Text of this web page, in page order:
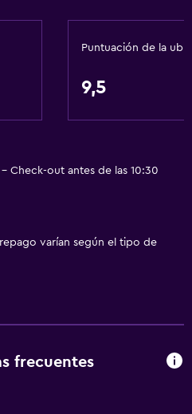
Puntuación de la
9,5
Check-out antes de las 10:30
varían según el tipo de
frecuentes